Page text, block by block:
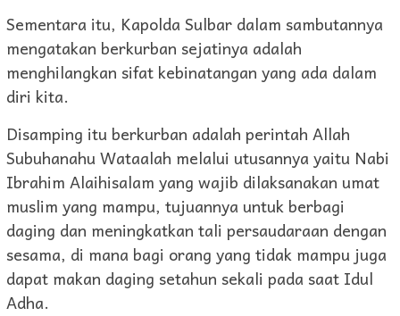
Sementara itu, Kapolda Sulbar dalam sambutannya
mengatakan berkurban sejatinya adalah
menghilangkan sifat kebinatangan yang ada dalam
diri kita.
Disamping itu berkurban adalah perintah Allah
Subuhanahu Wataalah melalui utusannya yaitu Nabi
Ibrahim Alaihisalam yang wajib dilaksanakan umat
muslim yang mampu, tujuannya untuk berbagi
daging dan meningkatkan tali persaudaraan dengan
sesama, di mana bagi orang yang tidak mampu juga
dapat makan daging setahun sekali pada saat Idul
Adha.